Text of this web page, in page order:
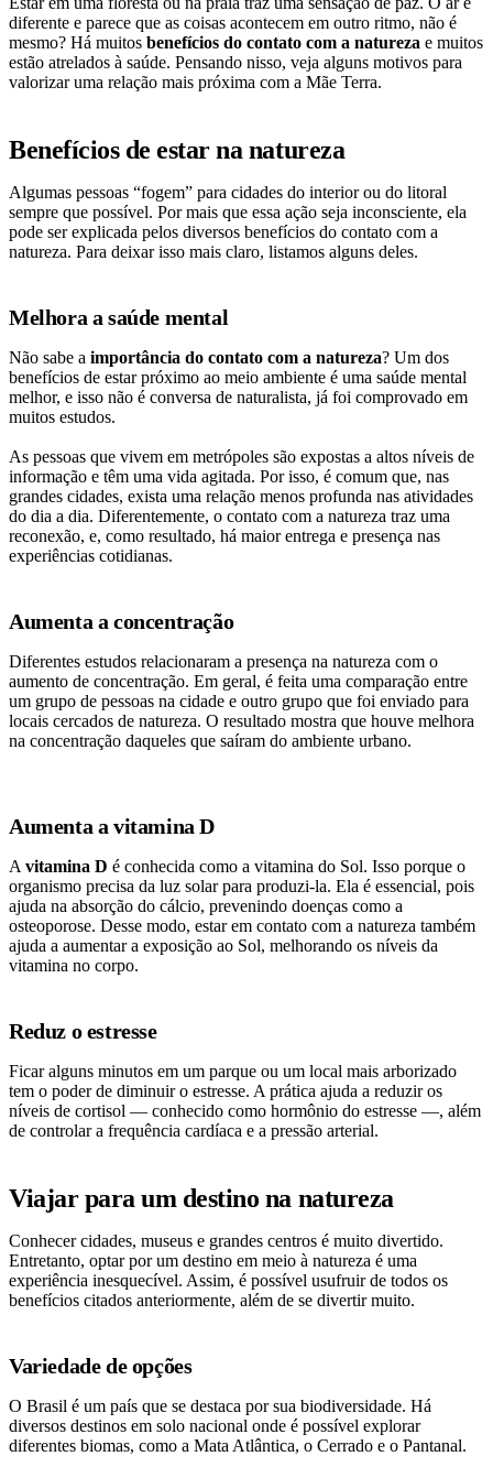
diferente e parece que as coisas acontecem em outro ritmo, não é
mesmo? Há muitos benefícios do contato com a natureza e muitos
estão atrelados à saúde. Pensando nisso, veja alguns motivos para
valorizar uma relação mais próxima com a Mãe Terra.
Benefícios de estar na natureza
Algumas pessoas “fogem” para cidades do interior ou do litoral
sempre que possível. Por mais que essa ação seja inconsciente, ela
pode ser explicada pelos diversos benefícios do contato com a
natureza. Para deixar isso mais claro, listamos alguns deles.
Melhora a saúde mental
Não sabe a importância do contato com a natureza? Um dos
benefícios de estar próximo ao meio ambiente é uma saúde mental
melhor, e isso não é conversa de naturalista, já foi comprovado em
muitos estudos.
As pessoas que vivem em metrópoles são expostas a altos níveis de
informação e têm uma vida agitada. Por isso, é comum que, nas
grandes cidades, exista uma relação menos profunda nas atividades
do dia a dia. Diferentemente, o contato com a natureza traz uma
reconexão, e, como resultado, há maior entrega e presença nas
experiências cotidianas.
Aumenta a concentração
Diferentes estudos relacionaram a presença na natureza com o
aumento de concentração. Em geral, é feita uma comparação entre
um grupo de pessoas na cidade e outro grupo que foi enviado para
locais cercados de natureza. O resultado mostra que houve melhora
na concentração daqueles que saíram do ambiente urbano.
Aumenta a vitamina D
A vitamina D é conhecida como a vitamina do Sol. Isso porque o
organismo precisa da luz solar para produzi-la. Ela é essencial, pois
ajuda na absorção do cálcio, prevenindo doenças como a
osteoporose. Desse modo, estar em contato com a natureza também
ajuda a aumentar a exposição ao Sol, melhorando os níveis da
vitamina no corpo.
Reduz o estresse
Ficar alguns minutos em um parque ou um local mais arborizado
tem o poder de diminuir o estresse. A prática ajuda a reduzir os
níveis de cortisol — conhecido como hormônio do estresse —, além
de controlar a frequência cardíaca e a pressão arterial.
Viajar para um destino na natureza
Conhecer cidades, museus e grandes centros é muito divertido.
Entretanto, optar por um destino em meio à natureza é uma
experiência inesquecível. Assim, é possível usufruir de todos os
benefícios citados anteriormente, além de se divertir muito.
Variedade de opções
O Brasil é um país que se destaca por sua biodiversidade. Há
diversos destinos em solo nacional onde é possível explorar
diferentes biomas, como a Mata Atlântica, o Cerrado e o Pantanal.